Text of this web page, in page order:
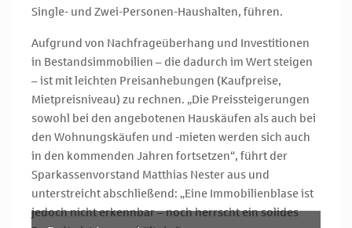
Single- und Zwei-Personen-Haushalten, führen.
Aufgrund von Nachfrageüberhang und Investitionen
in Bestandsimmobilien – die dadurch im Wert steigen
– ist mit leichten Preisanhebungen (Kaufpreise,
Mietpreisniveau) zu rechnen. „Die Preissteigerungen
sowohl bei den angebotenen Hauskäufen als auch bei
den Wohnungskäufen und -mieten werden sich auch
in den kommenden Jahren fortsetzen“, führt der
Sparkassenvorstand Matthias Nester aus und
unterstreicht abschließend: „Eine Immobilienblase ist
jedoch nicht erkennbar – noch herrscht ein solides